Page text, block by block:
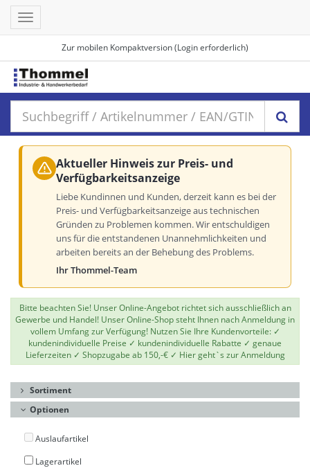
Zur mobilen Kompaktversion (Login erforderlich)
Toggle
navigation
Aktueller Hinweis zur Preis- und
Verfügbarkeitsanzeige
Liebe Kundinnen und Kunden, derzeit kann es bei der
Preis- und Verfügbarkeitsanzeige aus technischen
Gründen zu Problemen kommen. Wir entschuldigen
uns für die entstandenen Unannehmlichkeiten und
arbeiten bereits an der Behebung des Problems.
Ihr Thommel-Team
Bitte beachten Sie! Unser Online-Angebot richtet sich ausschließlich an
Gewerbe und Handel! Unser Online-Shop steht Ihnen nach Anmeldung in
vollem Umfang zur Verfügung! Nutzen Sie Ihre Kundenvorteile: ✓
kundenindividuelle Preise ✓ kundenindividuelle Rabatte ✓ genaue
Lieferzeiten ✓ Shopzugabe ab 150,-€ ✓ Hier geht`s zur Anmeldung
Sortiment
Optionen
Auslaufartikel
Lagerartikel